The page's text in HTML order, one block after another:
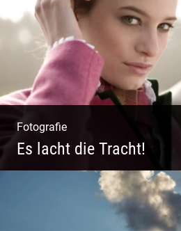
Fotografie
Es lacht die Tracht!
Wunderschöne Dirndl |
Farben | Originelle